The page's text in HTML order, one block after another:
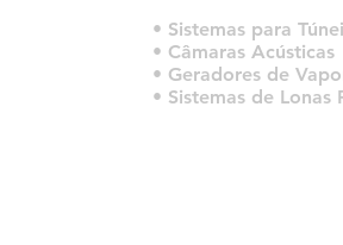
• Sistemas para
• Câmaras Acústicas
• Geradores de
• Sistemas de Lonas